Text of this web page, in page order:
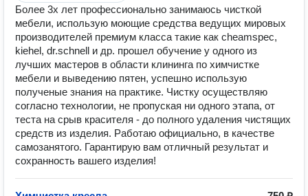
Более 3х лет профессионально занимаюсь чисткой
мебели, использую моющие средства ведущих мировых
производителей премиум класса такие как cheamspec,
kiehel, dr.schnell и др. прошел обучение у одного из
лучших мастеров в области клининга по химчистке
мебели и выведению пятен, успешно использую
полученые знания на практике. Чистку осуществляю
согласно технологии, не пропуская ни одного этапа, от
теста на срыв красителя - до полного удаления чистящих
средств из изделия. Работаю официально, в качестве
самозанятого. Гарантирую вам отличный результат и
сохранность вашего изделия!